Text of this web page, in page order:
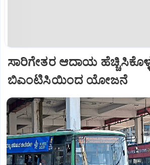
ಸಾರಿಗೇತರ ಆದಾಯ
ಬಿಎಂಟಿಸಿಯಿಂದ ಯೋಜನೆ